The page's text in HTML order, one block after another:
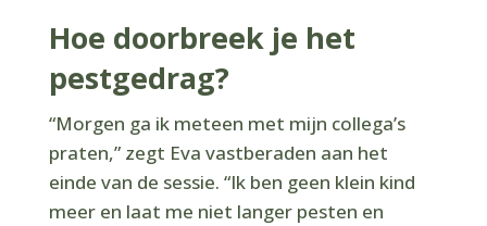
Hoe doorbreek je het
pestgedrag?
“Morgen ga ik meteen met mijn collega’s
praten,” zegt Eva vastberaden aan het
einde van de sessie. “Ik ben geen klein kind
meer en laat me niet langer pesten en